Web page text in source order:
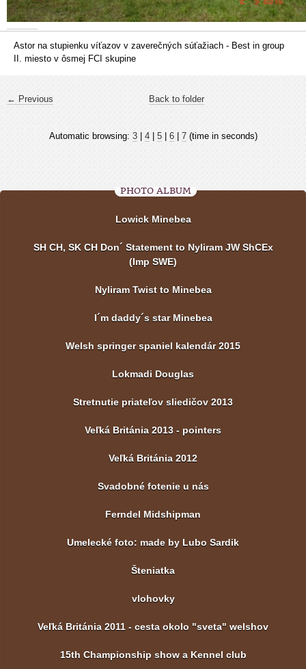
Astor na stupienku víťazov v zaverečných súťažiach - Best in group
II. miesto v ôsmej FCI skupine
← Previous Back to folder
Automatic browsing: 3| 4| 5| 6| 7(time in seconds)
PHOTO ALBUM
Lowick Minebea
SH CH, SK CH Don´ Statement to Nyliram JW ShCEx
(Imp SWE)
Nyliram Twist to Minebea
I´m daddy´s star Minebea
Welsh springer spaniel kalendár 2015
Lokmadi Douglas
Stretnutie priateľov sliedičov 2013
Veľká Británia 2013 - pointers
Veľká Británia 2012
Svadobné fotenie u nás
Ferndel Midshipman
Umelecké foto: made by Lubo Sardik
Šteniatka
vlohovky
Veľká Británia 2011 - cesta okolo "sveta" welshov
15th Championship show a Kennel club